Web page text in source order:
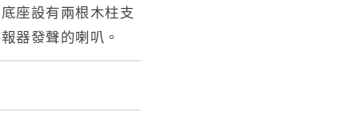
座設有兩根木柱支
器發聲的喇叭。